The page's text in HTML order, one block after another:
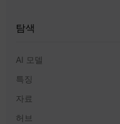
탐색
AI 모델
특징
자료
허브